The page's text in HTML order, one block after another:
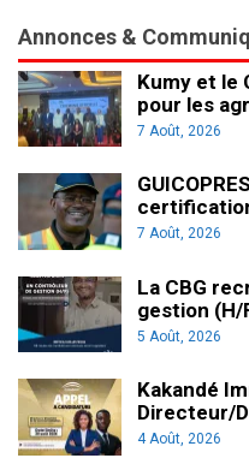
Annonces &
Kumy et le
pour les
7 Août, 2026
7 Août, 2026
La CBG
gestion
5 Août, 2026
Kakandé
Directeur/
4 Août, 2026